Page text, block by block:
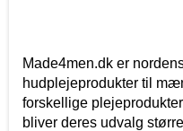
Made4men.dk er
hudplejeprodukter til
forskellige
bliver deres udvalg